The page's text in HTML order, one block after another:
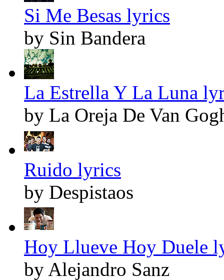
Si Me Besas lyrics
by Sin Bandera
La Estrella Y La Luna
by La Oreja De Van
Ruido lyrics
by Despistaos
Hoy Llueve Hoy Duele
by Alejandro Sanz